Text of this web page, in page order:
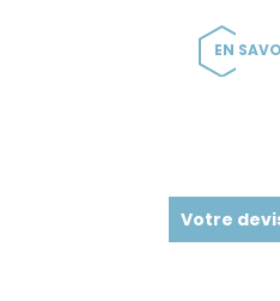
EN
Votre